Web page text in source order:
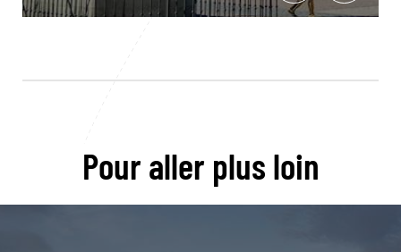
Pour aller plus loin